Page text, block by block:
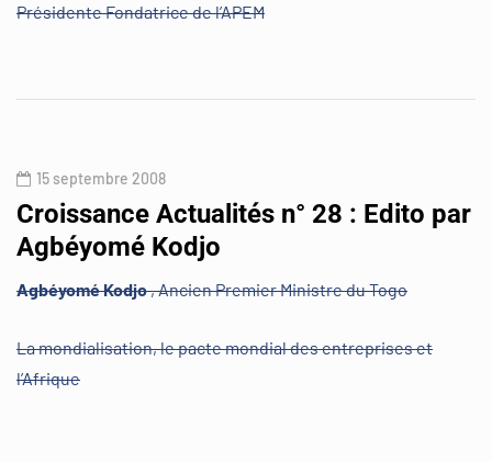
Présidente Fondatrice de l’APEM
15 septembre 2008
Croissance Actualités n° 28 : Edito par
Agbéyomé Kodjo
Agbéyomé Kodjo, Ancien Premier Ministre du Togo
La mondialisation, le pacte mondial des entreprises et
l’Afrique